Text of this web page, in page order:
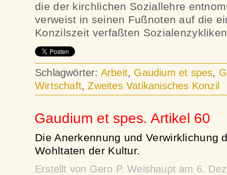
die der kirchlichen Soziallehre
verweist in seinen Fußnoten auf die
Konzilszeit verfaßten
Schlagwörter: Arbeit, Gaudium et spes,
Wirtschaft,Zweites Vatikanisches Konzil
Gaudium et spes. Artikel 60
Die Anerkennung und Verwirklichung
Wohltaten der Kultur.
Erstellt von Gero P. Weishaupt am 6.